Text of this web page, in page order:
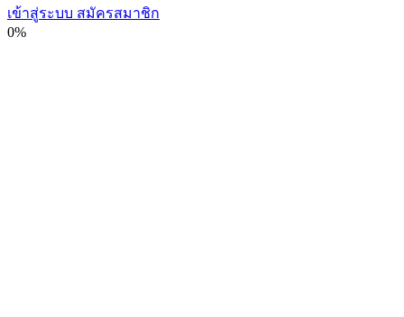
เข้าสู่ระบบ สมัครสมาชิก
0%